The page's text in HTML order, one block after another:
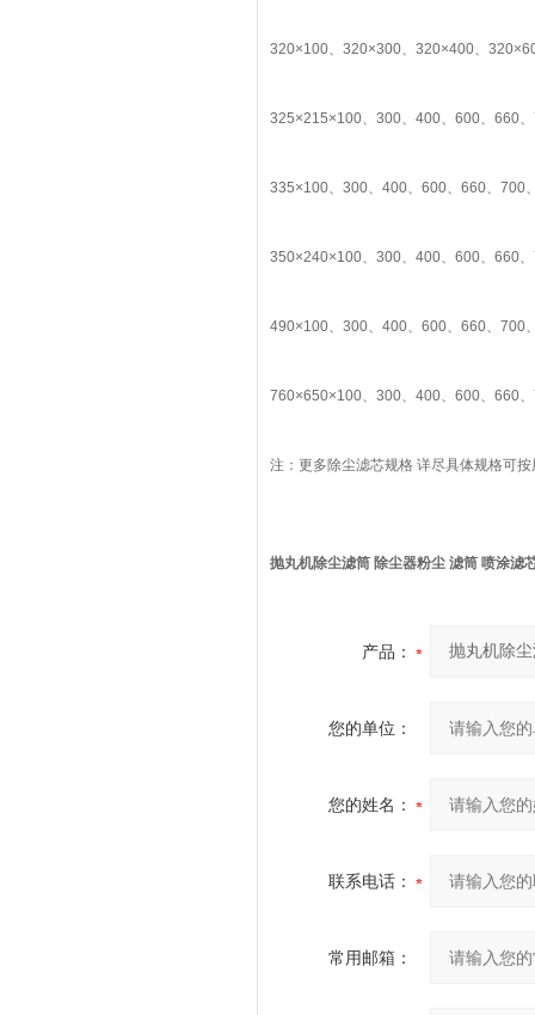
320×100、320×300、320×400、
325×215×100、300、400、600、660
335×100、300、400、600、660、700
350×240×100、300、400、600、660
490×100、300、400、600、660、700
760×650×100、300、400、600、660
注：更多除尘滤芯规格 详尽具体规格可
抛丸机除尘滤筒 除尘器粉尘 滤筒 喷涂滤
产品：
您的单位：
您的姓名：
联系电话：
常用邮箱：